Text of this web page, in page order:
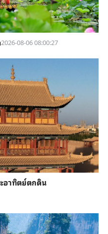
2026-08-06 08:00:27
อาทิตย์ตกดิน